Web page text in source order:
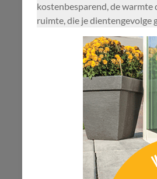
kostenbesparend, de
ruimte, die je dientengevolge